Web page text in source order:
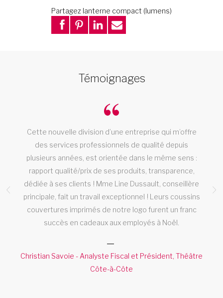
Partagez lanterne compact (lumens)
Témoignages
Cette nouvelle division d’une entreprise qui m’offre
des services professionnels de qualité depuis
plusieurs années, est orientée dans le même sens :
rapport qualité/prix de ses produits, transparence,
dédiée à ses clients ! Mme Line Dussault, conseillère
principale, fait un travail exceptionnel ! Leurs coussins
couvertures imprimés de notre logo furent un franc
succès en cadeaux aux employés à Noël.
Christian Savoie - Analyste Fiscal et Président, Théâtre
Côte-à-Côte